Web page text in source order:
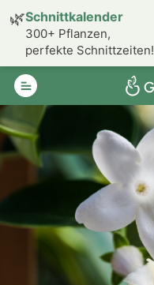
🌿Schnittkalender
300+ Pflanzen,
perfekte Schnittzeiten!